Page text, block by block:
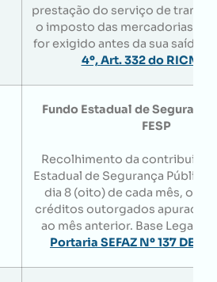
prestação do serviço de
o imposto das mercadorias
for exigido antes da sua saída.
4º, Art. 332 do RICMS/
Fundo Estadual de
FESP
Recolhimento da contribuição
Estadual de Segurança Pública -
dia 8 (oito) de cada mês, os
créditos outorgados apurados
ao mês anterior. Base Legal:
Portaria SEFAZ Nº 137 DE